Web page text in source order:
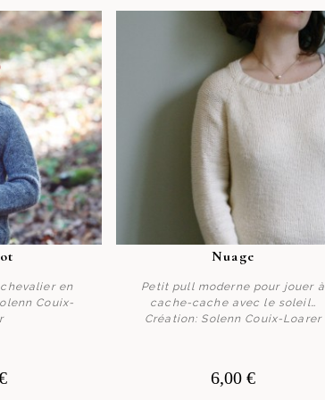
en
Couix-
Nuage
Petit pull moderne pour jouer à
cache-cache avec le soleil…
Création: Solenn Couix-Loarer
6,00 €